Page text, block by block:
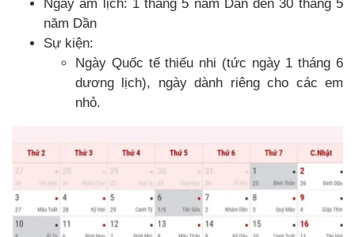
Ngày âm lịch: 1 tháng 5 năm Dần đến 30 tháng 5
năm Dần
Sự kiện:
Ngày Quốc tế thiếu nhi (tức ngày 1 tháng 6
dương lịch), ngày dành riêng cho các em
nhỏ.